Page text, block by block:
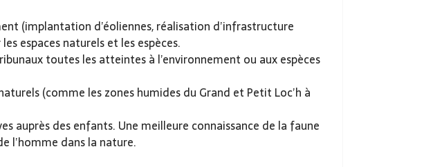
(implantation d’éoliennes, réalisation d’infrastructure
espaces naturels et les espèces.
toutes les atteintes à l’environnement ou aux espèces
(comme les zones humides du Grand et Petit Loc’h à
auprès des enfants. Une meilleure connaissance de la faune
l’homme dans la nature.